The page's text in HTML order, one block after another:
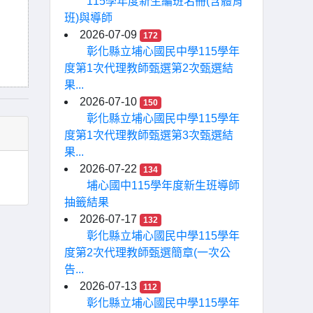
班)與導師
2026-07-09
172
彰化縣立埔心國民中學115學年
度第1次代理教師甄選第2次甄選結
果...
2026-07-10
150
彰化縣立埔心國民中學115學年
度第1次代理教師甄選第3次甄選結
果...
2026-07-22
134
埔心國中115學年度新生班導師
抽籤結果
2026-07-17
132
彰化縣立埔心國民中學115學年
度第2次代理教師甄選簡章(一次公
告...
2026-07-13
112
彰化縣立埔心國民中學115學年